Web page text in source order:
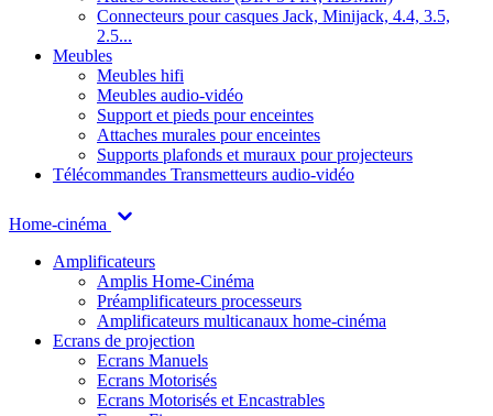
Connecteurs pour casques Jack, Minijack, 4.4, 3.5,
2.5...
Meubles
Meubles hifi
Meubles audio-vidéo
Support et pieds pour enceintes
Attaches murales pour enceintes
Supports plafonds et muraux pour projecteurs
Télécommandes Transmetteurs audio-vidéo
Home-cinéma
Amplificateurs
Amplis Home-Cinéma
Préamplificateurs processeurs
Amplificateurs multicanaux home-cinéma
Ecrans de projection
Ecrans Manuels
Ecrans Motorisés
Ecrans Motorisés et Encastrables